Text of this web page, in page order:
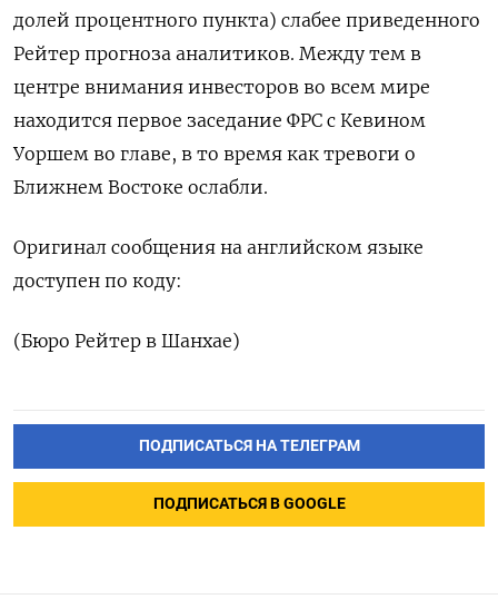
⁠долей процентного пункта) слабее приведенного
Рейтер прогноза аналитиков. Между тем в
центре внимания инвесторов ‌во всем мире
находится первое заседание ФРС с Кевином
‌Уоршем во главе, в то время как тревоги о
Ближнем ​Востоке ослабли.
Оригинал сообщения на английском языке
доступен ‌по коду:
(Бюро Рейтер в Шанхае)
ПОДПИСАТЬСЯ НА ТЕЛЕГРАМ
ПОДПИСАТЬСЯ В GOOGLE